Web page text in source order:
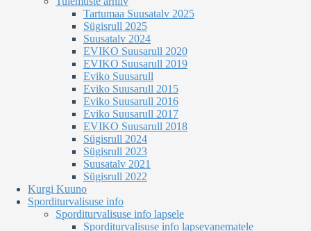
Tartumaa Suusatalv 2025
Sügisrull 2025
Suusatalv 2024
EVIKO Suusarull 2020
EVIKO Suusarull 2019
Eviko Suusarull
Eviko Suusarull 2015
Eviko Suusarull 2016
Eviko Suusarull 2017
EVIKO Suusarull 2018
Sügisrull 2024
Sügisrull 2023
Suusatalv 2021
Sügisrull 2022
Kurgi Kuuno
Sporditurvalisuse info
Sporditurvalisuse info lapsele
Sporditurvalisuse info lapsevanematele